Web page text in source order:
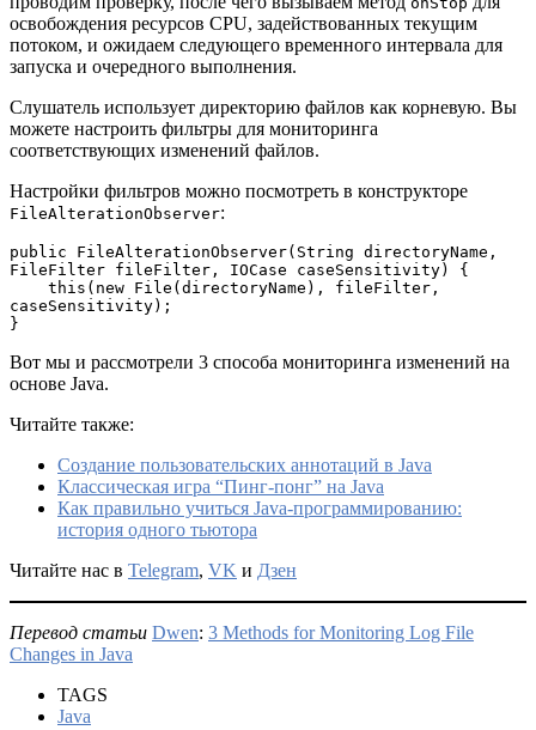
освобождения ресурсов CPU, задействованных текущим
потоком, и ожидаем следующего временного интервала для
запуска и очередного выполнения.
Слушатель использует директорию файлов как корневую. Вы
можете настроить фильтры для мониторинга
соответствующих изменений файлов.
Настройки фильтров можно посмотреть в конструкторе
FileAlterationObserver:
public FileAlterationObserver(String directoryName,
FileFilter fileFilter, IOCase caseSensitivity) {
caseSensitivity);
}
Вот мы и рассмотрели 3 способа мониторинга изменений на
основе Java.
Читайте также:
Создание пользовательских аннотаций в Java
Классическая игра “Пинг-понг” на Java
Как правильно учиться Java-программированию:
история одного тьютора
Читайте нас в Telegram, VK и Дзен
Перевод статьи Dwen: 3 Methods for Monitoring Log File
Changes in Java
TAGS
Java